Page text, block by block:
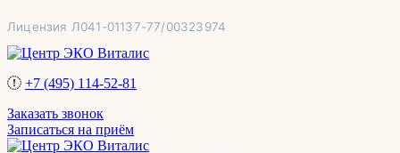
к
содержимому
Лицензия Л041-01137-77/00323974
+7 (495) 114-52-81
Заказать звонок
Записаться на приём